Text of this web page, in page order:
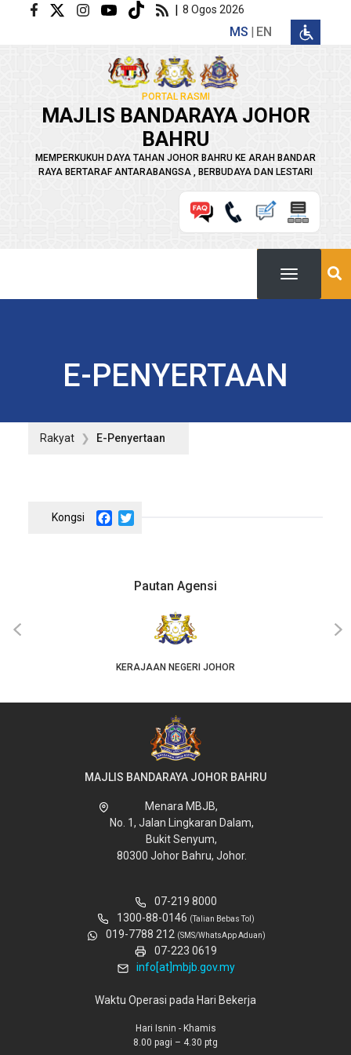
Langkau ke kandungan utama | 8 Ogos 2026
MS EN
PORTAL RASMI
MAJLIS BANDARAYA JOHOR
BAHRU
MEMPERKUKUH DAYA TAHAN JOHOR BAHRU KE ARAH BANDAR
RAYA BERTARAF ANTARABANGSA , BERBUDAYA DAN LESTARI
E-PENYERTAAN
Rakyat E-Penyertaan
Facebook
Pautan Agensi
KERAJAAN NEGERI JOHOR
‹ ›
MAJLIS BANDARAYA JOHOR BAHRU
Menara MBJB,
No. 1, Jalan Lingkaran Dalam,
Bukit Senyum,
80300 Johor Bahru, Johor.
07-219 8000
1300-88-0146 (Talian Bebas Tol)
019-7788 212 (SMS/WhatsApp Aduan)
07-223 0619
info[at]mbjb.gov.my
Waktu Operasi pada Hari Bekerja
Hari Isnin - Khamis
8.00 pagi – 4.30 ptg